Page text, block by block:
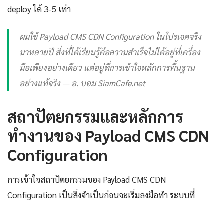
deploy ได้ 3-5 เท่า
ผมใช้ Payload CMS CDN Configuration ในโปรเจคจริง
มาหลายปี สิ่งที่ได้เรียนรู้คือความสำเร็จไม่ได้อยู่ที่เครื่อง
มือเพียงอย่างเดียว แต่อยู่ที่การเข้าใจหลักการพื้นฐาน
อย่างแท้จริง — อ. บอม SiamCafe.net
สถาปัตยกรรมและหลักการ
ทำงานของ Payload CMS CDN
Configuration
การเข้าใจสถาปัตยกรรมของ Payload CMS CDN
Configuration เป็นสิ่งจำเป็นก่อนจะเริ่มลงมือทำ ระบบที่